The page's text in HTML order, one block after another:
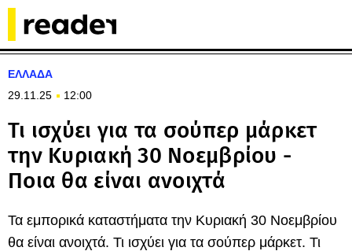
ΕΛΛΑΔΑ
29.11.25
12:00
Τι ισχύει για τα σούπερ μάρκετ
την Κυριακή 30 Νοεμβρίου -
Ποια θα είναι ανοιχτά
Τα εμπορικά καταστήματα την Κυριακή 30 Νοεμβρίου
θα είναι ανοιχτά. Τι ισχύει για τα σούπερ μάρκετ. Τι